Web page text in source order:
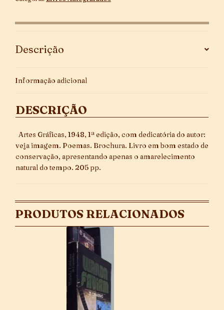
quantidade
Descrição
Informação adicional
DESCRIÇÃO
Artes Gráficas, 1948, 1ª edição, com dedicatória do autor:
veja imagem. Poemas. Brochura. Livro em bom estado de
conservação, apresentando apenas o amarelecimento
natural do tempo. 205 pp.
PRODUTOS RELACIONADOS